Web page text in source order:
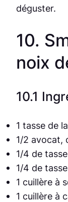
déguster.
10.
noix
10.1
1 tasse de
1/2 avocat,
1/4 de
1/4 de
1 cuillère à
1 cuillère à